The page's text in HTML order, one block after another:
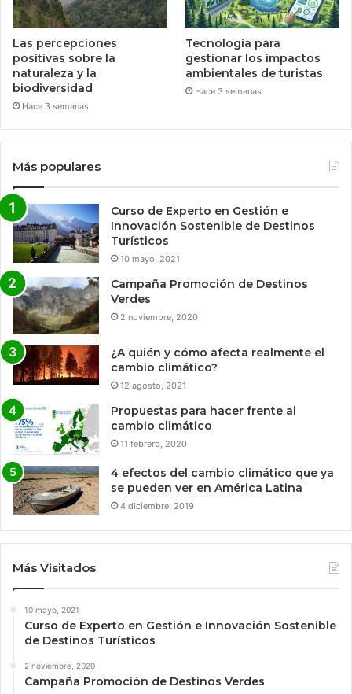
Las percepciones
positivas sobre la
naturaleza y la
biodiversidad
Hace 3 semanas
Tecnologia para
gestionar los impactos
ambientales de turistas
Hace 3 semanas
Más populares
Curso de Experto en Gestión e
Innovación Sostenible de Destinos
Turísticos
10 mayo, 2021
Campaña Promoción de Destinos
Verdes
2 noviembre, 2020
¿A quién y cómo afecta realmente el
cambio climático?
12 agosto, 2021
Propuestas para hacer frente al
cambio climático
11 febrero, 2020
4 efectos del cambio climático que ya
se pueden ver en América Latina
4 diciembre, 2019
Más Visitados
10 mayo, 2021
Curso de Experto en Gestión e Innovación Sostenible
de Destinos Turísticos
2 noviembre, 2020
Campaña Promoción de Destinos Verdes